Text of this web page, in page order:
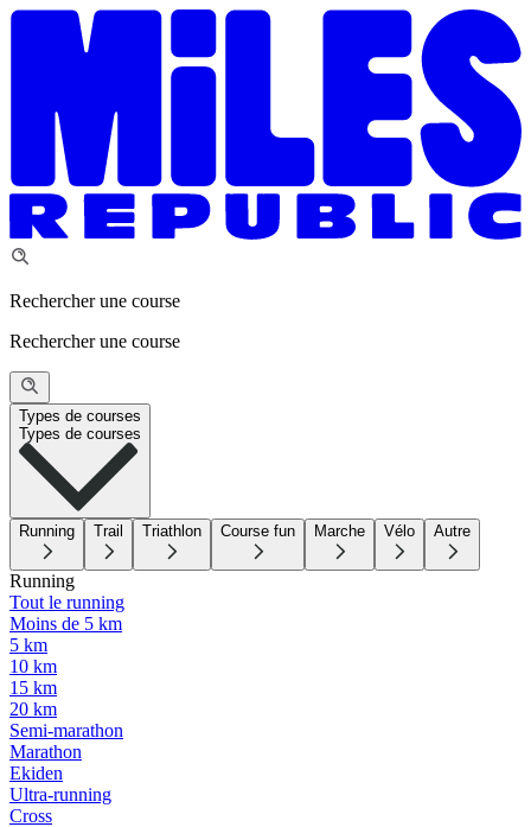
Rechercher une course
Rechercher une course
Types de courses
Types de courses
Running Trail Triathlon Course fun Marche Vélo Autre
Running
Tout le running
Moins de 5 km
5 km
10 km
15 km
20 km
Semi-marathon
Marathon
Ekiden
Ultra-running
Cross